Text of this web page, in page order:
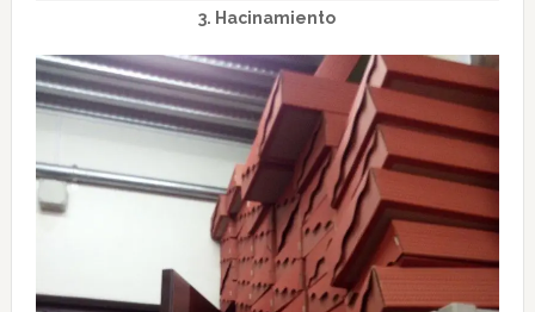
3. Hacinamiento